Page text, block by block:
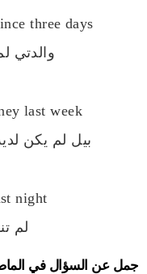
three days
والدتي
last week
بيل لم يكن
night
لم
جمل عن السؤال في